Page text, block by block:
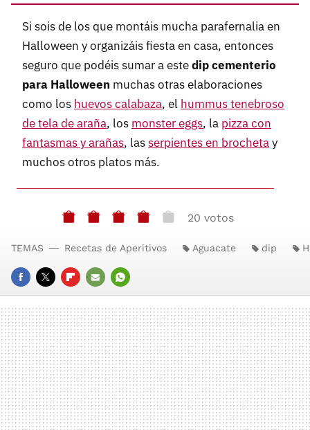
Si sois de los que montáis mucha parafernalia en
Halloween y organizáis fiesta en casa, entonces
seguro que podéis sumar a estedip cementerio
para Halloween muchas otras elaboraciones
como los huevos calabaza, el hummus tenebroso
de tela de araña, los monster eggs, la pizza con
fantasmas y arañas, lasserpientes en brochetay
muchos otros platos más.
20 votos
FACEBOOK
TWITTERFLIPBOARD
E-
MAIL
WHATSAPP
TEMAS Recetas de Aperitivos Aguacate dip